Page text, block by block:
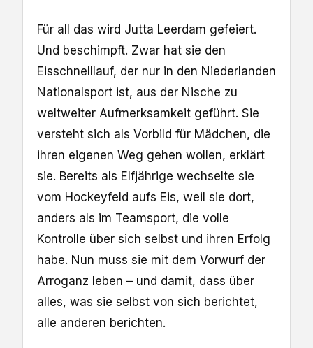
Für all das wird Jutta Leerdam gefeiert.
Und beschimpft. Zwar hat sie den
Eisschnelllauf, der nur in den Niederlanden
Nationalsport ist, aus der Nische zu
weltweiter Aufmerksamkeit geführt. Sie
versteht sich als Vorbild für Mädchen, die
ihren eigenen Weg gehen wollen, erklärt
sie. Bereits als Elfjährige wechselte sie
vom Hockeyfeld aufs Eis, weil sie dort,
anders als im Teamsport, die volle
Kontrolle über sich selbst und ihren Erfolg
habe. Nun muss sie mit dem Vorwurf der
Arroganz leben – und damit, dass über
alles, was sie selbst von sich berichtet,
alle anderen berichten.